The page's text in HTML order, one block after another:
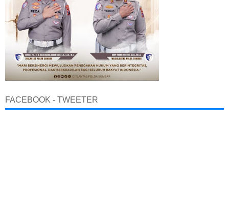
FACEBOOK - TWEETER